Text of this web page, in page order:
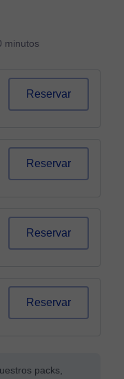
minutos
Reservar
Reservar
Reservar
Reservar
packs,